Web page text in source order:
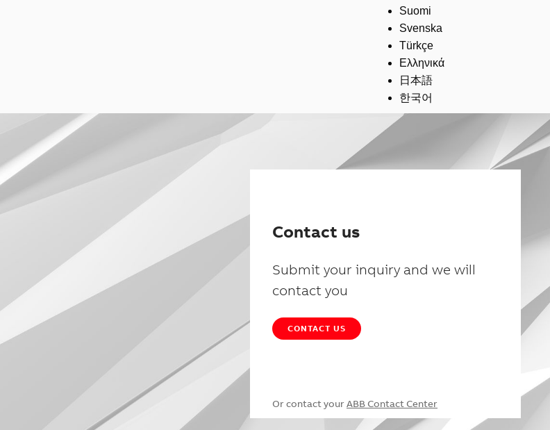
Suomi
Svenska
Türkçe
Ελληνικά
日本語
한국어
Contact us
Submit your inquiry and we will
contact you
CONTACT US
Or contact your ABB Contact Center